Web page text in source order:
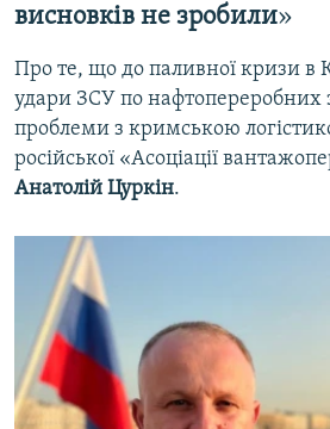
висновків не зробили»
Про те, що до паливної кризи в
удари ЗСУ по нафтопереробних
проблеми з кримською
російської «Асоціації
Анатолій Цуркін.